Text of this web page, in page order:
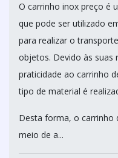
O carrinho inox preço é
que pode ser utilizado
para realizar o
objetos. Devido às suas
praticidade ao carrinho
tipo de material é
Desta forma, o carrinho
meio de a...